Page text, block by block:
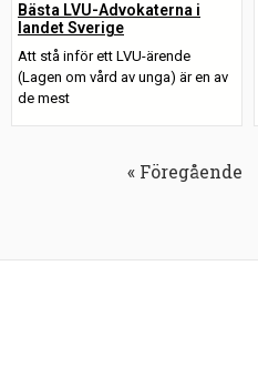
Bästa LVU-Advokaterna i
landet Sverige
Att stå inför ett LVU-ärende
(Lagen om vård av unga) är en av
de mest
« Föregående